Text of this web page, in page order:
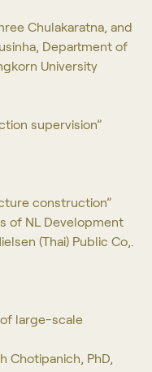
Chulakaratna, and
Department of
University
supervision”
construction”
of NL Development
(Thai) Public Co,.
large-scale
Chotipanich, PhD,